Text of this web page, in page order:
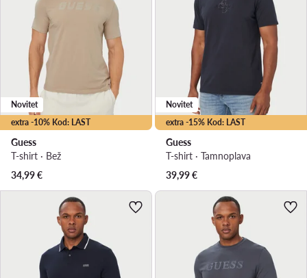
extra -10% Kod: LAST
Novitet
Guess
T-shirt · Bež
34,99€
extra -15% Kod: LAST
Novitet
Guess
T-shirt · Tamnoplava
39,99€